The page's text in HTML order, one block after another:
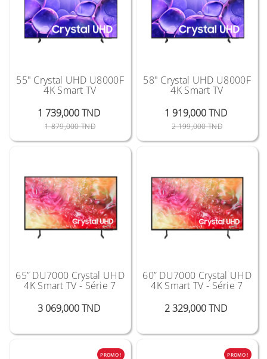
55" Crystal UHD U8000F
4K Smart TV
1 739,000 TND
1 879,000 TNDPrix Public
Prix
58" Crystal UHD U8000F
4K Smart TV
1 919,000 TND
2 199,000 TNDPrix Public
Prix
65” DU7000 Crystal UHD
4K Smart TV - Série 7
3 069,000 TND
60” DU7000 Crystal UHD
4K Smart TV - Série 7
2 329,000 TND
PROMO ! PROMO !